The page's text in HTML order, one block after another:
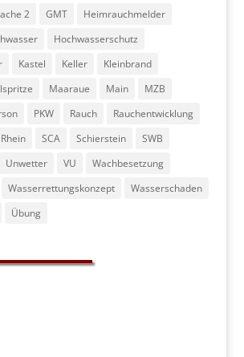
2 GMT
Heimrauchmelder
Hochwasserschutz
Kastel Keller
Kleinbrand
Maaraue Main
MZB
PKW Rauch
Rauchentwicklung
Rhein SCA Schierstein
SWB
Unwetter VU
Wachbesetzung
Wasserrettungskonzept
Wasserschaden
Übung